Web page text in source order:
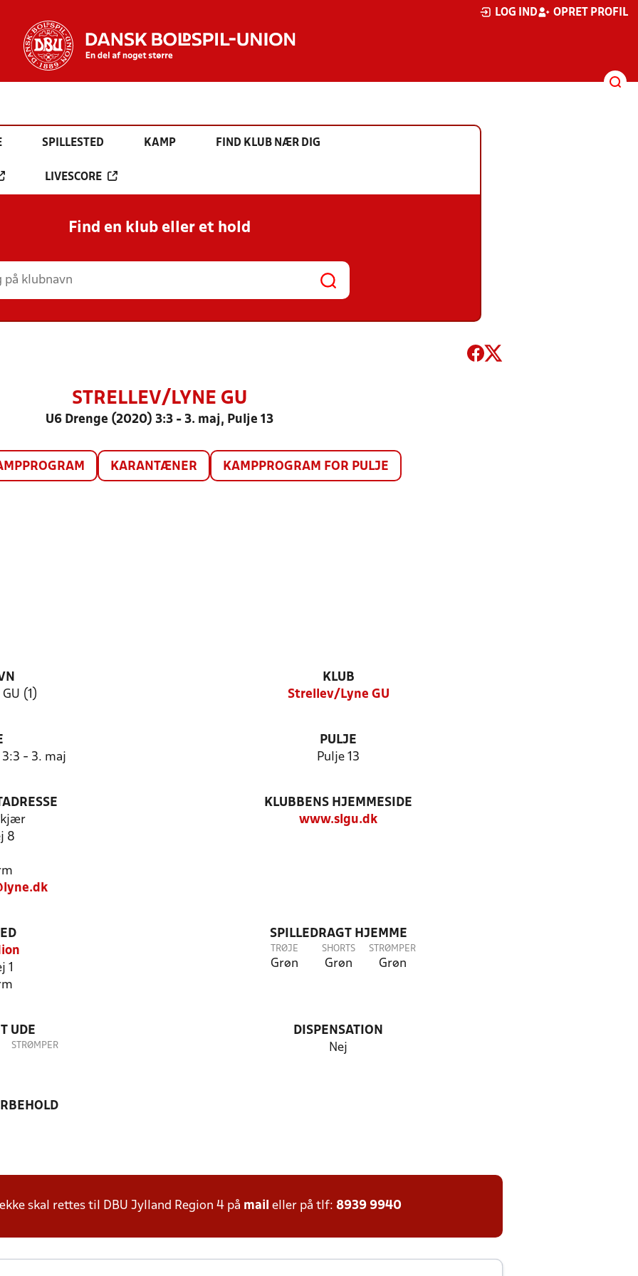
LOG IND OPRET PROFIL
SPILLESTED KAMP FIND KLUB NÆR DIG
LIVESCORE
Find en klub eller et hold
STRELLEV/LYNE GU
U6 Drenge (2020) 3:3 - 3. maj, Pulje 13
KARANTÆNER KAMPPROGRAM FOR PULJE
(1)
KLUB
Strellev/Lyne GU
- 3. maj
PULJE
Pulje 13
8
KLUBBENS HJEMMESIDE
www.slgu.dk
1
SPILLEDRAGT HJEMME
TRØJE
Grøn
SHORTS
Grøn
STRØMPER
Grøn
UDE
STRØMPER
DISPENSATION
Nej
skal rettes til DBU Jylland Region 4 på mail eller på tlf: 8939 9940